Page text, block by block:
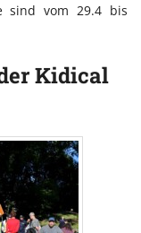
sind vom 29.4 bis
Kidical